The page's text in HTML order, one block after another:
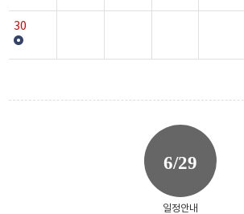
30
6/29
일정안내